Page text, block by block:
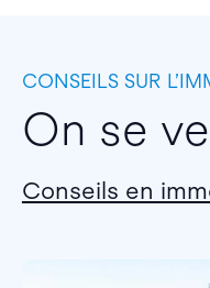
CONSEILS SUR
On se
Conseils en